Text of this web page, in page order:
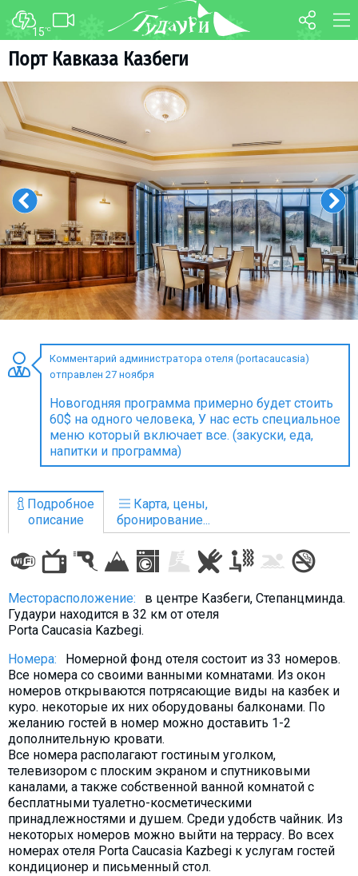
15°C
Порт Кавказа Казбеги
Комментарий администратора отеля (portacaucasia)
отправлен 27 ноября
Новогодняя программа примерно будет стоить
60$ на одного человека, У нас есть специальное
меню который включает все. (закуски, еда,
напитки и программа)
Подробное
описание
Карта, цены,
бронирование...
Месторасположение:
в центре Казбеги, Степанцминда.
Гудаури находится в 32 км от отеля
Porta Caucasia Kazbegi.
Номера:
Номерной фонд отеля состоит из 33 номеров.
Все номера со своими ванными комнатами. Из окон
номеров открываются потрясающие виды на казбек и
куро. некоторые их них оборудованы балконами. По
желанию гостей в номер можно доставить 1-2
дополнительную кровати.
Все номера располагают гостиным уголком,
телевизором с плоским экраном и спутниковыми
каналами, а также собственной ванной комнатой с
бесплатными туалетно-косметическими
принадлежностями и душем. Среди удобств чайник. Из
некоторых номеров можно выйти на террасу. Во всех
номерах отеля Porta Caucasia Kazbegi к услугам гостей
кондиционер и письменный стол.
ФОРУМ
О курорте
Ски-пасс
Инструкторы
Прокат
Ски-сервис
Дети в Гудаури
Развлечения
Календарь событий
Гудаури
INFO
ПРОЖИВАНИЕ
Квартиры
Коттеджи
Отели
Долгосрочная аренда
Казбеги
Другое
ГРУЗИЯ
О Грузии
Визы и Документы
Что пить?
Деньги
Мобильная связь
Галерея
Отчеты
Безопасность